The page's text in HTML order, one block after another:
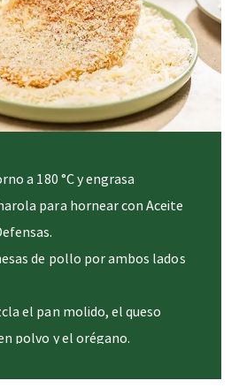
a 180 °C y engrasa
para hornear con Aceite
de pollo por ambos lados
el pan molido, el queso
polvo y el orégano.